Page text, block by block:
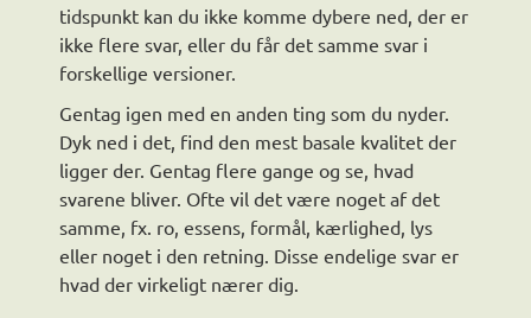
tidspunkt kan du ikke komme dybere ned, der er
ikke flere svar, eller du får det samme svar i
forskellige versioner.
Gentag igen med en anden ting som du nyder.
Dyk ned i det, find den mest basale kvalitet der
ligger der. Gentag flere gange og se, hvad
svarene bliver. Ofte vil det være noget af det
samme, fx. ro, essens, formål, kærlighed, lys
eller noget i den retning. Disse endelige svar er
hvad der virkeligt nærer dig.